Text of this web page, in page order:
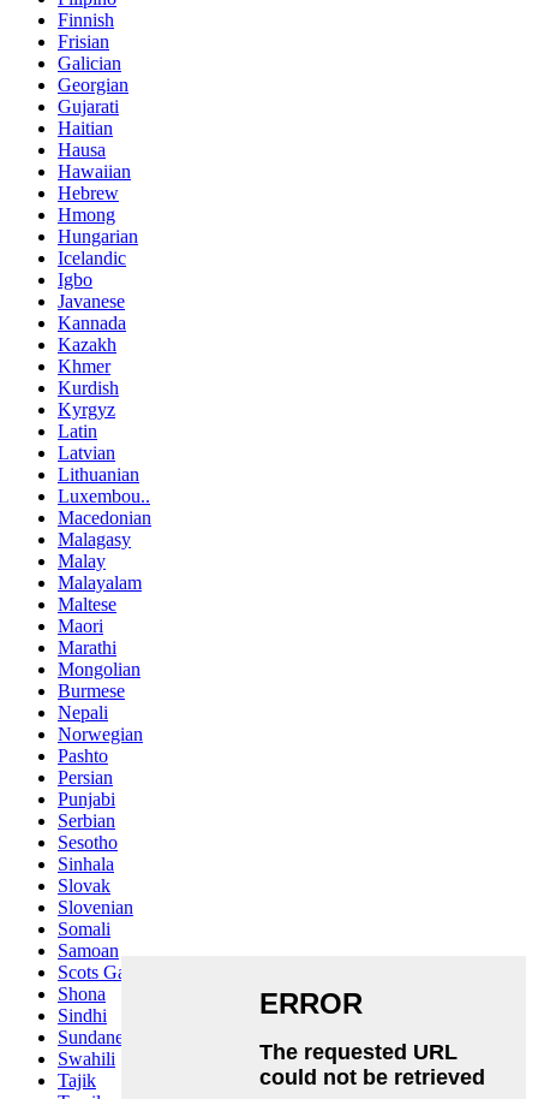
Finnish
Frisian
Galician
Georgian
Gujarati
Haitian
Hausa
Hawaiian
Hebrew
Hmong
Hungarian
Icelandic
Igbo
Javanese
Kannada
Kazakh
Khmer
Kurdish
Kyrgyz
Latin
Latvian
Lithuanian
Luxembou..
Macedonian
Malagasy
Malay
Malayalam
Maltese
Maori
Marathi
Mongolian
Burmese
Nepali
Norwegian
Pashto
Persian
Punjabi
Serbian
Sesotho
Sinhala
Slovak
Slovenian
Somali
Samoan
Scots Gaelic
Shona
Sindhi
Sundanese
Swahili
Tajik